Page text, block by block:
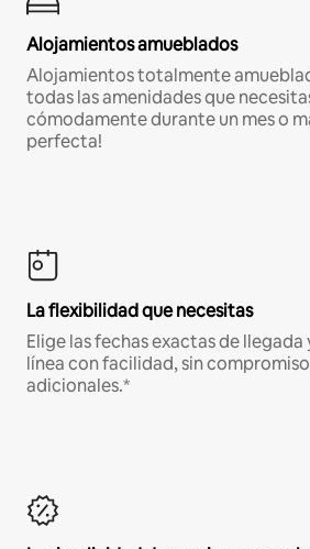
Alojamientos amueblados
Alojamientos totalmente
todas las amenidades que
cómodamente durante un mes o
perfecta!
La flexibilidad que necesitas
Elige las fechas exactas de llegada
línea con facilidad, sin
adicionales.*